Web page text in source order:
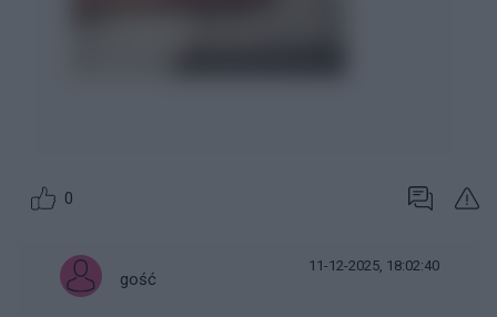
0
gość
11-12-2025, 18:02:40